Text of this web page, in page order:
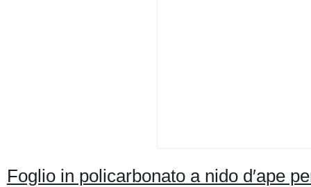
Foglio in policarbonato a nido d′ape